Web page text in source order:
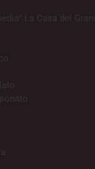
La Casa del Grano